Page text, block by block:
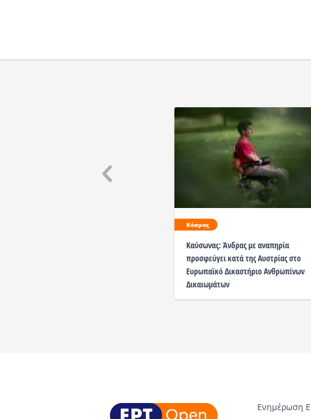
Κόσμος
Καύσωνας: Άνδρας με αναπηρία
προσφεύγει κατά της Αυστρίας στο
Ευρωπαϊκό Δικαστήριο Ανθρωπίνων
Δικαιωμάτων
Ενημέρωση